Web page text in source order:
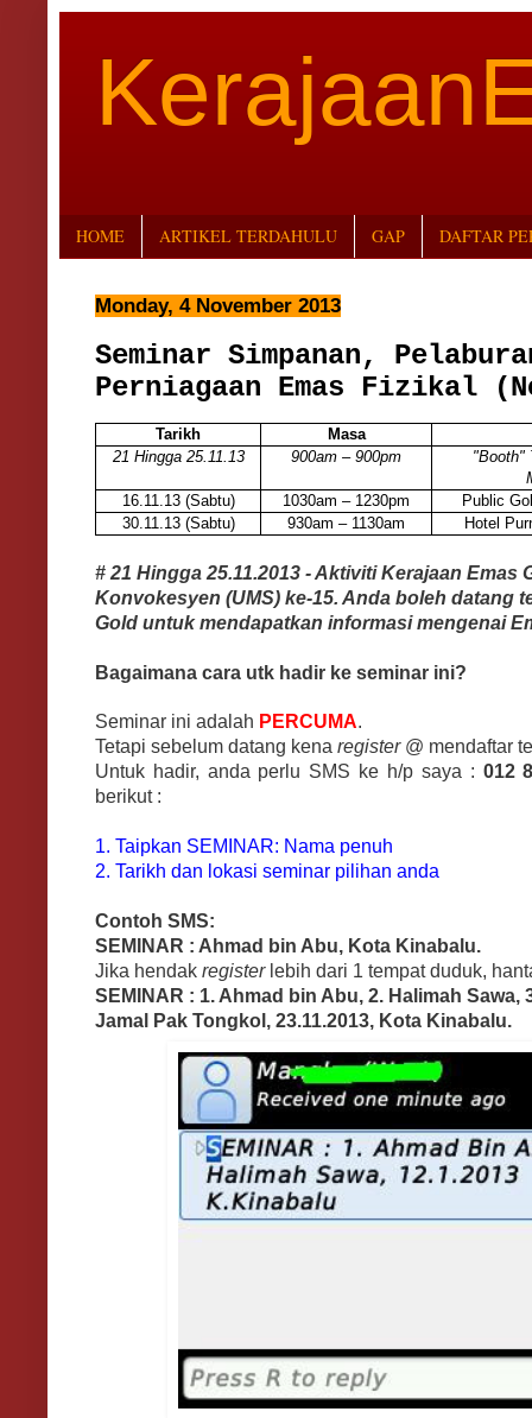
HOME ARTIKEL TERDAHULU GAP DAFTAR
Monday, 4 November 2013
Seminar Simpanan,
Perniagaan Emas Fizikal
Tarikh
Masa
21 Hingga 25.11.13
900am – 900pm
"Booth"
16.11.13 (Sabtu)
1030am – 1230pm
Public
30.11.13 (Sabtu)
930am – 1130am Hotel
# 21 Hingga 25.11.2013 - Aktiviti Kerajaan Emas
Konvokesyen (UMS) ke-15. Anda boleh datang
Gold untuk mendapatkan informasi mengenai
Bagaimana cara utk hadir ke seminar ini?
Seminar ini adalah PERCUMA.
Tetapi sebelum datang kena register @ mendaftar
Untuk hadir, anda perlu SMS ke h/p saya : 012
berikut :
1. Taipkan SEMINAR: Nama penuh
2. Tarikh dan lokasi seminar pilihan anda
Contoh SMS:
SEMINAR : Ahmad bin Abu, Kota Kinabalu.
Jika hendak registerlebih dari 1 tempat duduk,
SEMINAR : 1. Ahmad bin Abu, 2. Halimah Sawa,
Jamal Pak Tongkol, 23.11.2013, Kota Kinabalu.